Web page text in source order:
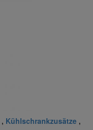
, Kühlschrankzusätze ,